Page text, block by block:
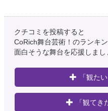
けないってマジですか？！」は諸
しみにしてくださっていた皆様、
https://t.co/xpxQAMTi1M
高橋マシュー🍩12/28〜31
@Matthew_tkhs
改め、ご報告いたします。 12月28
クチコミを投稿すると
CoRich舞台芸術！のランキ
面白そうな舞台を応援しまし
「観た
「観てき